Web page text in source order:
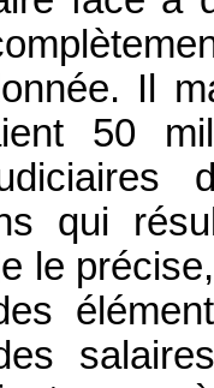
Il
50
qui
le